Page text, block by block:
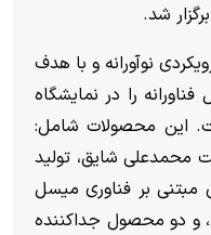
شد.
نوآورانه و با هدف
را در نمایشگاه
این محصولات شامل:
محمدعلی شایق، تولید
بر فناوری میسل
و دو محصول جداکننده